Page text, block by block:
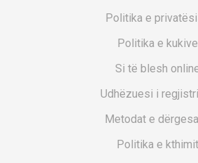
Politika e
Politika e kukive
Si të blesh
Udhëzuesi i
Metodat e
Politika e kthimit